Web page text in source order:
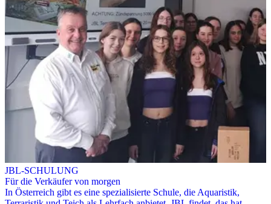
JBL-SCHULUNG
Für die Verkäufer von morgen
In Österreich gibt es eine spezialisierte Schule, die Aquaristik,